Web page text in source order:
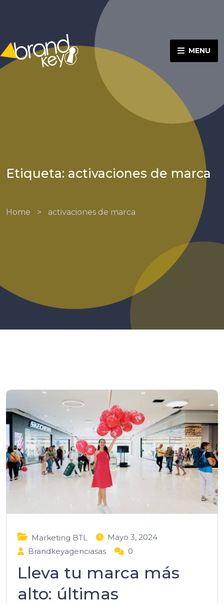
MENU
Etiqueta: activaciones de marca
Home > activaciones de marca
Marketing BTL
Mayo 3, 2024
Brandkeyagenciasas
0
Lleva tu marca más
alto: últimas